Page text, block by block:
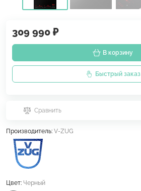
309 990 ₽
В корзину
Быстрый заказ
Сравнить
Производитель: V-ZUG
Цвет: Черный